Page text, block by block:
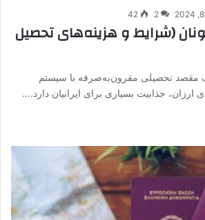
2
42
(شرایط و هزینه‌های تحصیل
مقصد تحصیلی مقرون‌به‌صرفه با سیستم
جذابیت بسیاری برای ایرانیان دارد.…